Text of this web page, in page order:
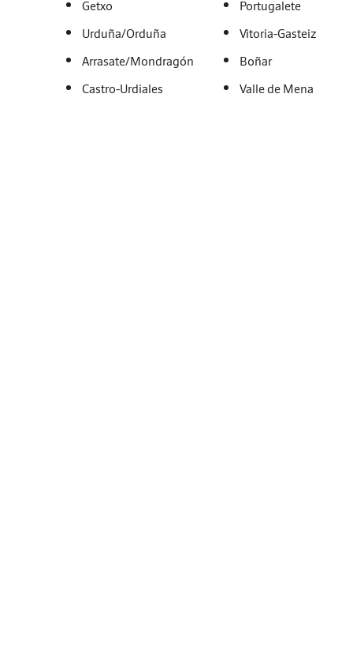
Getxo
Portugalete
Urduña/Orduña
Vitoria-Gasteiz
Arrasate/Mondragón
Boñar
Castro-Urdiales
Valle de Mena